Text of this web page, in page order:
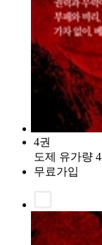
4권
도제 유가량 4
무료가입